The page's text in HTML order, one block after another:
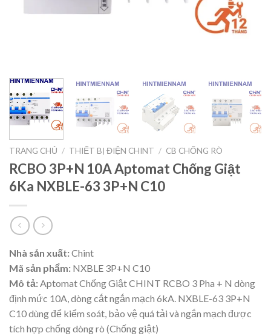
TRANG CHỦ / THIẾT BỊ ĐIỆN CHINT / CB CHỐNG RÒ
RCBO 3P+N 10A Aptomat Chống Giật
6Ka NXBLE-63 3P+N C10
Nhà sản xuất:Chint
Mã sản phẩm: NXBLE 3P+N C10
Mô tả: Aptomat Chống Giật CHINT RCBO 3 Pha + N dòng
định mức 10A, dòng cắt ngắn mạch 6kA. NXBLE-63 3P+N
C10 dùng để kiểm soát, bảo vệ quá tải và ngắn mạch được
tích hợp chống dòng rò (Chống giật)